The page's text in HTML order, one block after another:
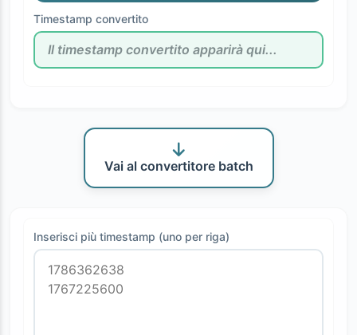
Timestamp convertito
Vai al convertitore batch
Inserisci più timestamp (uno per riga)